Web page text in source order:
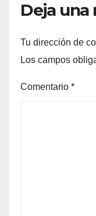
Deja una
Tu dirección de
Los campos
Comentario *